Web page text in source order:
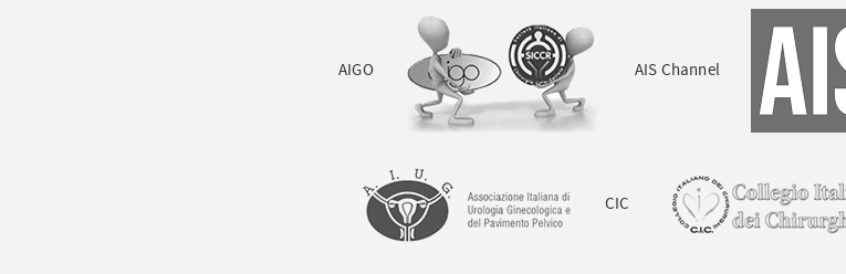
AIGO AIS Channel
CIC